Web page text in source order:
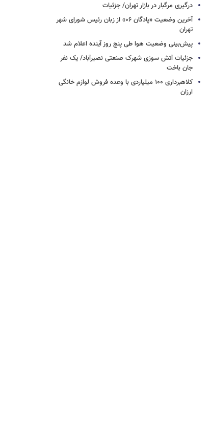
درگیری مرگبار در بازار تهران/ جزئیات
آخرین وضعیت «پادگان ۰۶» از زبان رئیس شورای شهر
تهران
پیش‌بینی وضعیت هوا طی پنج روز آینده اعلام شد
جزئیات آتش سوزی شهرک صنعتی نصیرآباد/ یک نفر
جان باخت
کلاهبرداری ۱۰۰ میلیاردی با وعده فروش لوازم خانگی
ارزان